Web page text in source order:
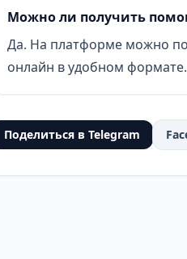
Можно ли получить
Да. На платформе можно
онлайн в удобном формате.
Поделиться в Telegram